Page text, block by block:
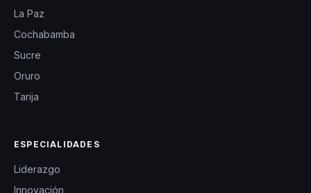
La Paz
Cochabamba
Sucre
Oruro
Tarija
ESPECIALIDADES
Liderazgo
Innovación